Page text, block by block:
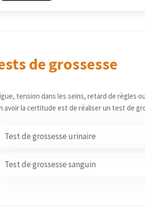
de grossesse
tension dans les seins, retard de règles
avoir la certitude est de réaliser un test de
Test de grossesse urinaire
Les tests de grossesse urinaires sont des
Test de grossesse sanguin